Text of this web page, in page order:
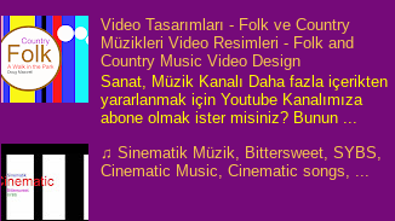
Video Tasarımları - Folk ve Country
Müzikleri Video Resimleri - Folk and
Country Music Video Design
Sanat, Müzik Kanalı Daha fazla içerikten
yararlanmak için Youtube Kanalımıza
abone olmak ister misiniz? Bunun ...
♫ Sinematik Müzik, Bittersweet, SYBS,
Cinematic Music, Cinematic songs, ...